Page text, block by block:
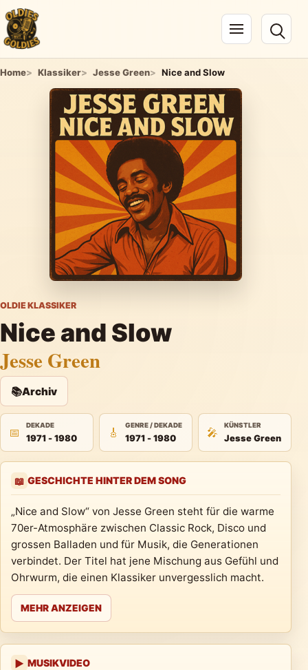
Navigation öffnen
Home Klassiker Jesse Green Nice and Slow
OLDIE KLASSIKER
Nice and Slow
Jesse Green
📚Archiv
📅
DEKADE
1971 - 1980 🎸
GENRE / DEKADE
1971 - 1980 🎤
KÜNSTLER
Jesse Green
📖 GESCHICHTE HINTER DEM SONG
„Nice and Slow“ von Jesse Green steht für die warme
70er-Atmosphäre zwischen Classic Rock, Disco und
grossen Balladen und für Musik, die Generationen
verbindet. Der Titel hat jene Mischung aus Gefühl und
Ohrwurm, die einen Klassiker unvergesslich macht.
MEHR ANZEIGEN
▶ MUSIKVIDEO